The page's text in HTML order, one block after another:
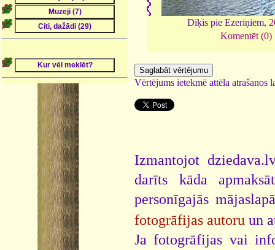
Dīķis pie Ezeriņiem,
Komentēt (0)
Vērtējums ietekmē attēla atrašanos
Izmantojot
darīts kāda
personīgajās
fotogrāfijas autoru un
Ja fotogrāfijas vai